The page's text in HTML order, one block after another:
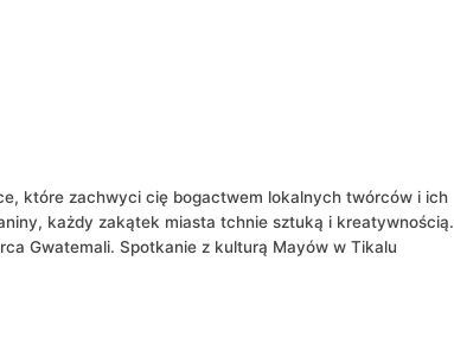
które zachwyci cię bogactwem lokalnych twórców i ich
każdy zakątek miasta tchnie sztuką i kreatywnością.
Gwatemali. Spotkanie z kulturą Mayów w Tikalu